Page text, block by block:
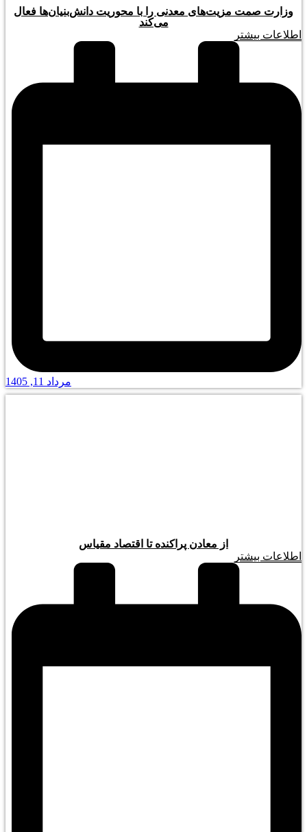
وزارت صمت مزیت‌های معدنی را با محوریت دانش‌بنیان‌ها فعال
می‌کند
اطلاعات بیشتر
مرداد 11, 1405
از معادن پراکنده تا اقتصاد مقیاس
اطلاعات بیشتر